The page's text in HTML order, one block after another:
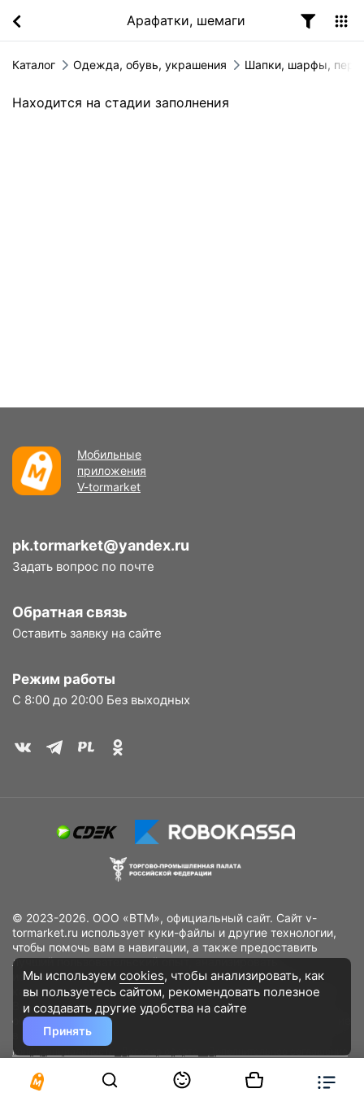
Арафатки, шемаги
Каталог Одежда, обувь, украшения Шапки, шарфы,
Находится на стадии заполнения
Мобильные
приложения
V-tormarket
pk.tormarket@yandex.ru
Задать вопрос по почте
Обратная связь
Оставить заявку на сайте
Режим работы
С 8:00 до 20:00 Без выходных
© 2023-2026. ООО «ВТМ», официальный сайт. Сайт v-
tormarket.ru использует куки-файлы и другие технологии,
чтобы помочь вам в навигации, а также предоставить
лучший пользовательский опыт, анализировать
использование наших продуктов и услуг, повысить
качество рекламных и маркетинговых активностей. Если
Вы не хотите, чтобы Ваши пользовательские данные
обрабатывались, пожалуйста, ограничьте их использование
в своём браузере.
конфиденциальности
Разработано DST Global
Мы используем cookies, чтобы анализировать, как
вы пользуетесь сайтом, рекомендовать полезное
и создавать другие удобства на сайте
Принять